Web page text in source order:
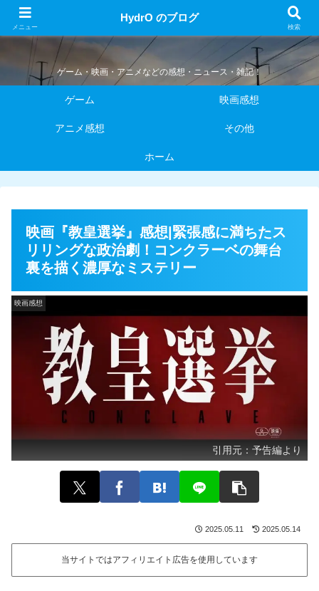
HydrO のブログ
ゲーム・映画・アニメなどの感想・ニュース・雑記！
ゲーム 映画感想
アニメ感想 その他
ホーム
映画『教皇選挙』感想|緊張感に満ちたス
リリングな政治劇！コンクラーベの舞台
裏を描く濃厚なミステリー
映画感想
引用元： 予告編より
2025.05.11 2025.05.14
当サイトではアフィリエイト広告を使用しています
メニュー
HydrO のブログ
検索